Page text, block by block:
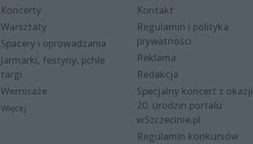
Koncerty
Warsztaty
Spacery i oprowadzania
Jarmarki, festyny, pchle
targi
Wernisaże
Więcej
Kontakt
Regulamin i polityka
prywatności
Reklama
Redakcja
Specjalny koncert z okazji
20. urodzin portalu
wSzczecinie.pl
Regulamin konkursów